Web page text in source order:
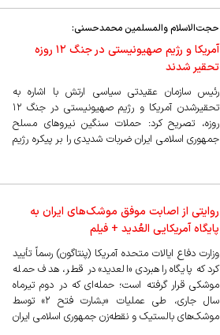
حجت‌الاسلام والمسلمین محمدحسنی:
آمریکا و رژیم صهیونیستی در جنگ ۱۲ روزه
تحقیر شدند
رئیس سازمان عقیدتی سیاسی ارتش با اشاره به
تحقیرشدن آمریکا و رژیم صهیونیستی در جنگ ۱۲
روزه، تصریح کرد: حملات سنگین نیرو‌های مسلح
جمهوری اسلامی ایران ضربات شدیدی را بر پیکره رژیم
روایتی از اصابت موفق موشک‌های ایران به
پایگاه آمریکایی العُدید + فیلم
وزارت دفاع ایالات متحده آمریکا (پنتاگون) رسماً تأیید
کرد که پایگاه راهبردی «العدید» در قطر، هدف حمله
موشکی قرار گرفته است؛ حمله‌ای که در دوم تیرماه
سال جاری، طی عملیات «بشارت فتح ۲» توسط
موشک‌های بالستیک و نقطه‌زن جمهوری اسلامی ایران